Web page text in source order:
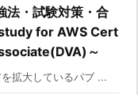
法・試験対策・合
for AWS Cert
～
拡大しているパブ ...